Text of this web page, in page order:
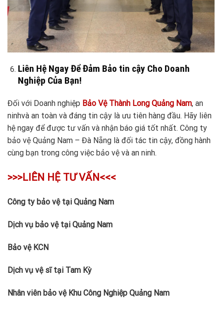
Liên Hệ Ngay Để Đảm Bảo tin cậy Cho Doanh
Nghiệp Của Bạn!
Đối với Doanh nghiệp Bảo Vệ Thành Long Quảng Nam, an
ninhvà an toàn và đáng tin cậy là ưu tiên hàng đầu. Hãy liên
hệ ngay để được tư vấn và nhận báo giá tốt nhất. Công ty
bảo vệ Quảng Nam – Đà Nẵng là đối tác tin cậy, đồng hành
cùng bạn trong công việc bảo vệ và an ninh.
>>>LIÊN HỆ TƯ VẤN<<<
Công ty bảo vệ tại Quảng Nam
Dịch vụ bảo vệ tại Quảng Nam
Bảo vệ KCN
Dịch vụ vệ sĩ tại Tam Kỳ
Nhân viên bảo vệ Khu Công Nghiệp Quảng Nam